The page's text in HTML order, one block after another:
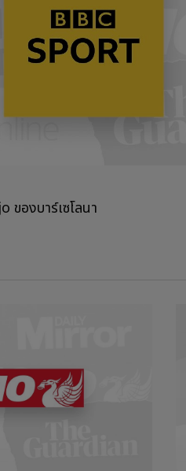
ของบาร์เซโลนา